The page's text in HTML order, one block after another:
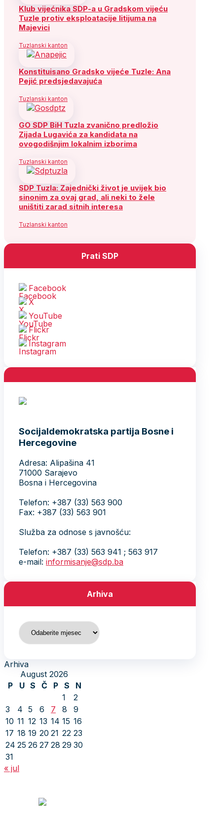
Klub vijećnika SDP-a u Gradskom vijeću
Tuzle protiv eksploatacije litijuma na
Majevici
Tuzlanski kanton
Konstituisano Gradsko vijeće Tuzle: Ana
Pejić predsjedavajuća
Tuzlanski kanton
GO SDP BiH Tuzla zvanično predložio
Zijada Lugavića za kandidata na
ovogodišnjim lokalnim izborima
Tuzlanski kanton
SDP Tuzla: Zajednički život je uvijek bio
sinonim za ovaj grad, ali neki to žele
uništiti zarad sitnih interesa
Tuzlanski kanton
Prati SDP
Facebook
X
YouTube
Flickr
Instagram
Socijaldemokratska partija Bosne i
Hercegovine
Adresa: Alipašina 41
71000 Sarajevo
Bosna i Hercegovina
Telefon: +387 (33) 563 900
Fax: +387 (33) 563 901
Služba za odnose s javnošću:
Telefon: +387 (33) 563 941 ; 563 917
e-mail: informisanje@sdp.ba
Arhiva
Arhiva
Arhiva
August 2026
P
U S Č P S
N
1
2
3
4 5 6 7 8
9
10 11 12 13 14 15 16
17 18 19 20 21 22 23
24 25 26 27 28 29 30
31
« jul